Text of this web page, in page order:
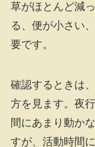
草がほとんど減
る、便が小さい
要です。
確認するときは
方を見ます。夜
間にあまり動か
すが、活動時間